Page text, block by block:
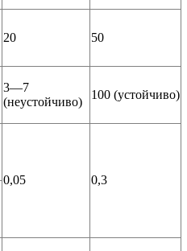
20 50
3—7
(неустойчиво)
100 (устойчиво)
0,05
0,3